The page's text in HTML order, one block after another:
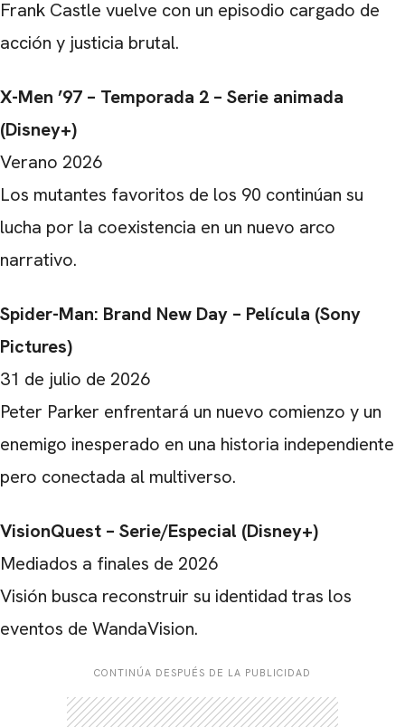
Frank Castle vuelve con un episodio cargado de
acción y justicia brutal.
X-Men ’97 – Temporada 2 – Serie animada
(Disney+)
Verano 2026
Los mutantes favoritos de los 90 continúan su
lucha por la coexistencia en un nuevo arco
narrativo.
Spider-Man: Brand New Day – Película (Sony
Pictures)
31 de julio de 2026
Peter Parker enfrentará un nuevo comienzo y un
enemigo inesperado en una historia independiente
pero conectada al multiverso.
VisionQuest – Serie/Especial (Disney+)
Mediados a finales de 2026
Visión busca reconstruir su identidad tras los
eventos de WandaVision.
CONTINÚA DESPUÉS DE LA PUBLICIDAD